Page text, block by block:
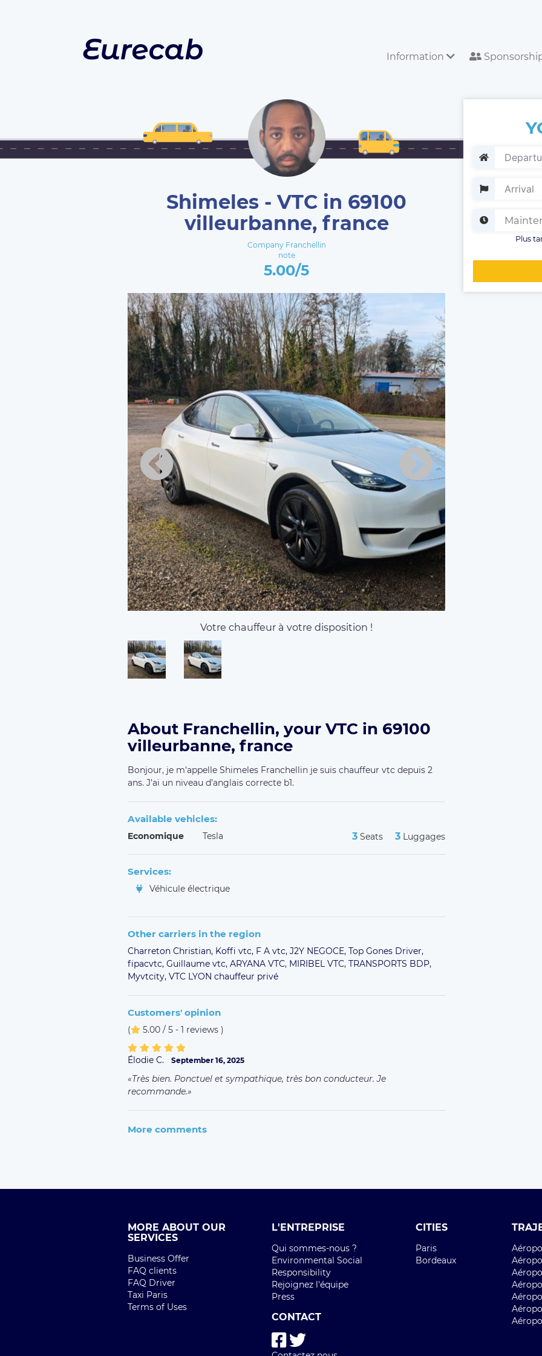
Information
Shimeles - VTC in 69100
villeurbanne, france
Company Franchellin
note
5.00/5
Plus
Votre chauffeur à votre disposition !
About Franchellin, your VTC in 69100
villeurbanne, france
Bonjour, je m’appelle Shimeles Franchellin je suis chauffeur vtc depuis 2
ans. J’ai un niveau d’anglais correcte b1.
Available vehicles:
Economique Tesla 3 Seats 3 Luggages
Services:
Véhicule électrique
Other carriers in the region
Charreton Christian, Koffi vtc, F A vtc, J2Y NEGOCE, Top Gones Driver,
fipacvtc, Guillaume vtc, ARYANA VTC, MIRIBEL VTC, TRANSPORTS BDP,
Myvtcity, VTC LYON chauffeur privé
Customers' opinion
( 5.00 / 5 - 1 reviews )
Élodie C. September 16, 2025
Très bien. Ponctuel et sympathique, très bon conducteur. Je
recommande.
More comments
MORE ABOUT OUR
SERVICES
Business Offer
FAQ clients
FAQ Driver
Taxi Paris
Terms of Uses
L'ENTREPRISE
Qui sommes-nous ?
Environmental Social
Responsibility
Rejoignez l'équipe
Press
CONTACT
CITIES
Paris
Bordeaux